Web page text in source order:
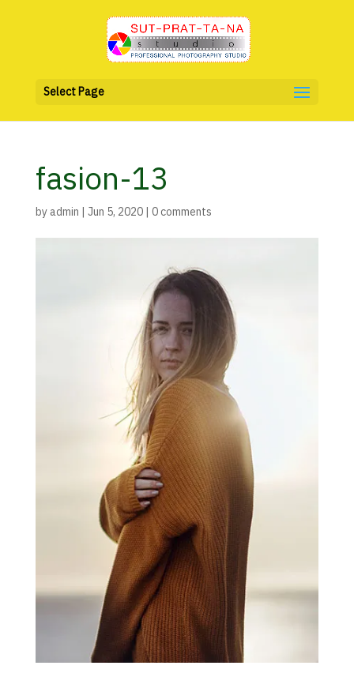
Select Page
fasion-13
byadmin | Jun 5, 2020| 0 comments